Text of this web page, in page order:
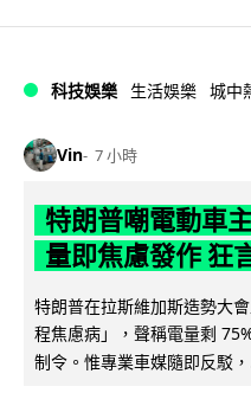
科技娛樂 生活娛樂 城中
Vin 7 小時
特朗普嘲電動車
量即焦慮發作 狂
特朗普在拉斯維加斯造勢大
程焦慮病」，聲稱電量剩
制令。惟專業車媒隨即反駁